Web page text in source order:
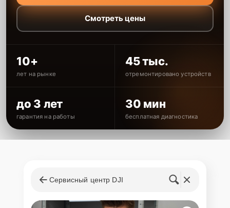
Смотреть цены
10+
лет на рынке
45 тыс.
отремонтировано устройств
до 3 лет
гарантия на работы
30 мин
бесплатная диагностика
Сервисный центр DJI